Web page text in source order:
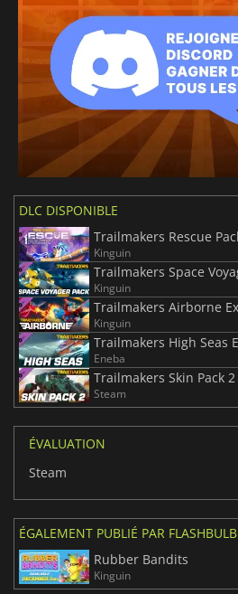
DLC DISPONIBLE
Trailmakers Rescue
Kinguin
Trailmakers Space
Kinguin
Trailmakers Airborne
Kinguin
Trailmakers High Seas
Eneba
Trailmakers Skin Pack 2
Steam
ÉVALUATION
Steam
ÉGALEMENT PUBLIÉ PAR FLASHBULB
Rubber Bandits
Kinguin